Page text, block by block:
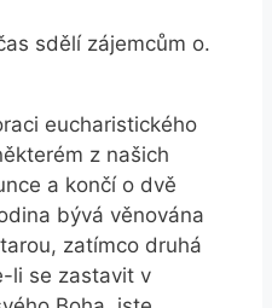
sdělí zájemcům o.
eucharistického
z našich
a končí o dvě
bývá věnována
zatímco druhá
li se zastavit v